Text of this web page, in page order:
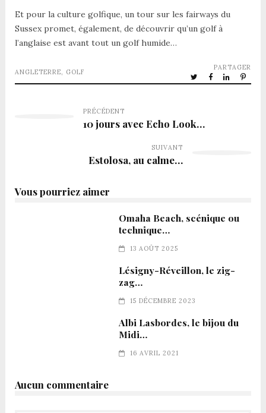
Et pour la culture golfique, un tour sur les fairways du
Sussex promet, également, de découvrir qu’un golf à
l’anglaise est avant tout un golf humide…
ANGLETERRE GOLF
PARTAGER
PRÉCÉDENT
10 jours avec Echo Look…
SUIVANT
Estolosa, au calme…
Vous pourriez aimer
Omaha Beach, scénique ou
technique…
13 AOÛT 2025
Lésigny-Réveillon, le zig-
zag…
15 DÉCEMBRE 2023
Albi Lasbordes, le bijou du
Midi…
16 AVRIL 2021
Aucun commentaire